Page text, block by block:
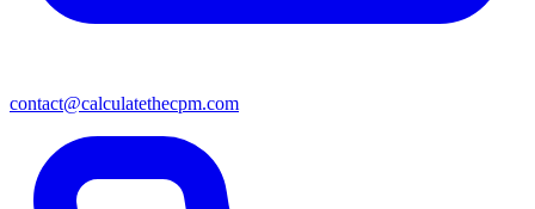
contact@calculatethecpm.com